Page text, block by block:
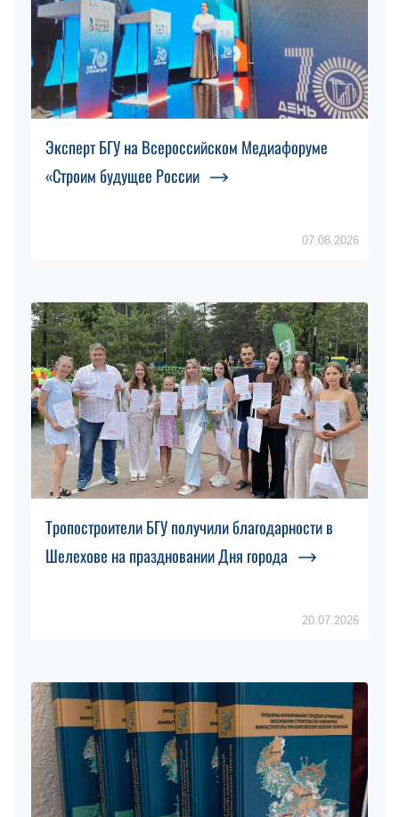
Эксперт БГУ на Всероссийском Медиафоруме
«Строим будущее России
07.08.2026
Тропостроители БГУ получили благодарности в
Шелехове на праздновании Дня города
20.07.2026